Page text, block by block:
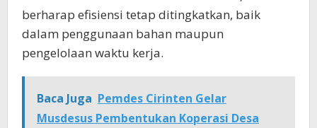
berharap efisiensi tetap ditingkatkan, baik
dalam penggunaan bahan maupun
pengelolaan waktu kerja.
Baca Juga Pemdes Cirinten Gelar
Musdesus Pembentukan Koperasi Desa